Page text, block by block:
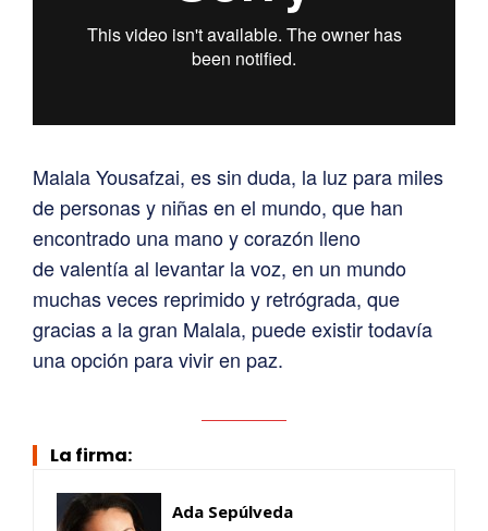
Malala Yousafzai, es sin duda, la luz para miles
de personas y niñas en el mundo, que han
encontrado una mano y corazón lleno
de valentía al levantar la voz, en un mundo
muchas veces reprimido y retrógrada, que
gracias a la gran Malala, puede existir todavía
una opción para vivir en paz.
La firma:
Ada Sepúlveda